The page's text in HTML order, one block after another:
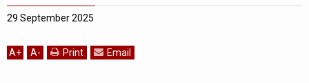
29 September 2025
A+ A- Print Email
ACEH
EDUKASI